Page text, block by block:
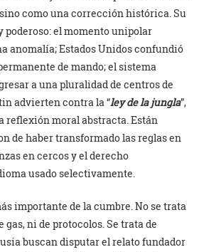
como una corrección histórica. Su
poderoso: el momento unipolar
anomalía; Estados Unidos confundió
de mando; el sistema
a una pluralidad de centros de
advierten contra la “ley de la jungla”,
reflexión moral abstracta. Están
de haber transformado las reglas en
en cercos y el derecho
usado selectivamente.
importante de la cumbre. No se trata
gas, ni de protocolos. Se trata de
buscan disputar el relato fundador